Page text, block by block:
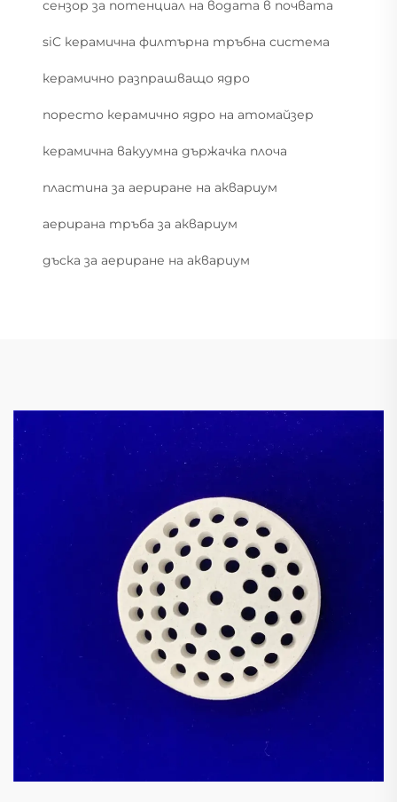
сензор за потенциал на водата в почвата
siC керамична филтърна тръбна система
керамично разпрашващо ядро
поресто керамично ядро на атомайзер
керамична вакуумна държачка плоча
пластина за аериране на аквариум
аерирана тръба за аквариум
дъска за аериране на аквариум